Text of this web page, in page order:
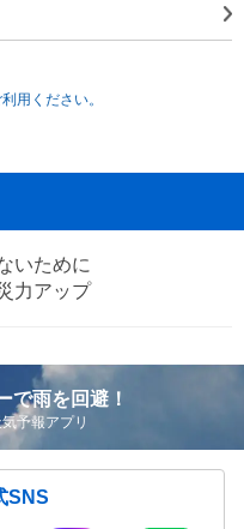
用ください。
いために
力アップ
で雨を回避！
予報アプリ
SNS